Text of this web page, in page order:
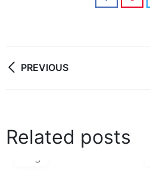
Post
PREVIOUS
Related posts
06